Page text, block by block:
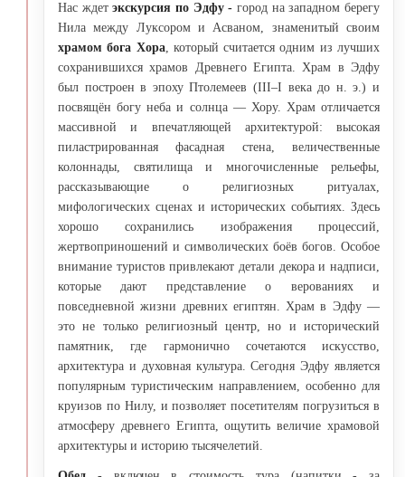
Нас ждетэкскурсия по Эдфу -город на западном берегу
Нила между Луксором и Асваном, знаменитый своим
храмом бога Хора, который считается одним из лучших
сохранившихся храмов Древнего Египта. Храм в Эдфу
был построен в эпоху Птолемеев (III–I века до н. э.) и
посвящён богу неба и солнца — Хору. Храм отличается
массивной и впечатляющей архитектурой: высокая
пиластрированная фасадная стена, величественные
колоннады, святилища и многочисленные рельефы,
рассказывающие о религиозных ритуалах,
мифологических сценах и исторических событиях. Здесь
хорошо сохранились изображения процессий,
жертвоприношений и символических боёв богов. Особое
внимание туристов привлекают детали декора и надписи,
которые дают представление о верованиях и
повседневной жизни древних египтян. Храм в Эдфу —
это не только религиозный центр, но и исторический
памятник, где гармонично сочетаются искусство,
архитектура и духовная культура. Сегодня Эдфу является
популярным туристическим направлением, особенно для
круизов по Нилу, и позволяет посетителям погрузиться в
атмосферу древнего Египта, ощутить величие храмовой
архитектуры и историю тысячелетий.